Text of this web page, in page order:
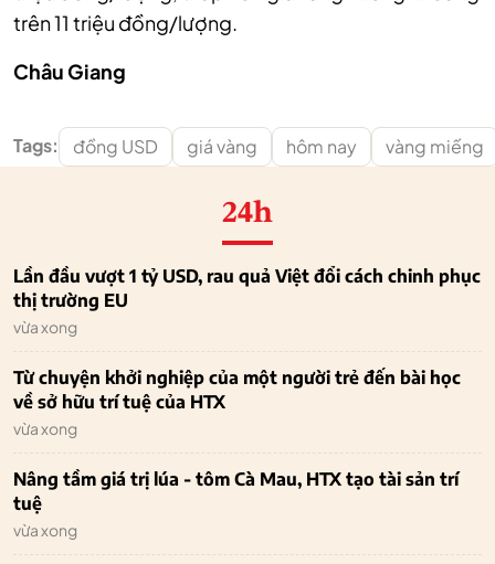
trên 11 triệu đồng/lượng.
Châu Giang
Tags: đồng USD giá vàng hôm nay vàng miếng
24h
Lần đầu vượt 1 tỷ USD, rau quả Việt đổi cách chinh phục
thị trường EU
vừa xong
Từ chuyện khởi nghiệp của một người trẻ đến bài học
về sở hữu trí tuệ của HTX
vừa xong
Nâng tầm giá trị lúa - tôm Cà Mau, HTX tạo tài sản trí
tuệ
vừa xong